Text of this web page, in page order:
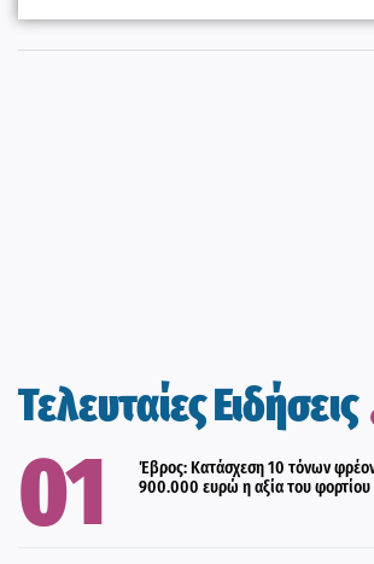
Τελευταίες Ειδήσεις
Έβρος: Κατάσχεση 10 τόνων
900.000 ευρώ η αξία του φορτίου